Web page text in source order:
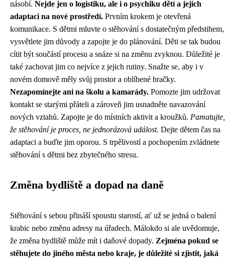
násobí. Nejde jen o logistiku, ale i o psychiku dětí a jejich
adaptaci na nové prostředí. Prvním krokem je otevřená
komunikace. S dětmi mluvte o stěhování s dostatečným předstihem,
vysvětlete jim důvody a zapojte je do plánování. Děti se tak budou
cítit být součástí procesu a snáze si na změnu zvyknou. Důležité je
také zachovat jim co nejvíce z jejich rutiny. Snažte se, aby i v
novém domově měly svůj prostor a oblíbené hračky.
Nezapomínejte ani na školu a kamarády. Pomozte jim udržovat
kontakt se starými přáteli a zároveň jim usnadněte navazování
nových vztahů. Zapojte je do místních aktivit a kroužků. Pamatujte,
že stěhování je proces, ne jednorázová událost. Dejte dětem čas na
adaptaci a buďte jim oporou. S trpělivostí a pochopením zvládnete
stěhování s dětmi bez zbytečného stresu.
Změna bydliště a dopad na daně
Stěhování s sebou přináší spoustu starostí, ať už se jedná o balení
krabic nebo změnu adresy na úřadech. Málokdo si ale uvědomuje,
že změna bydliště může mít i daňové dopady. Zejména pokud se
stěhujete do jiného města nebo kraje, je důležité si zjistit, jaká